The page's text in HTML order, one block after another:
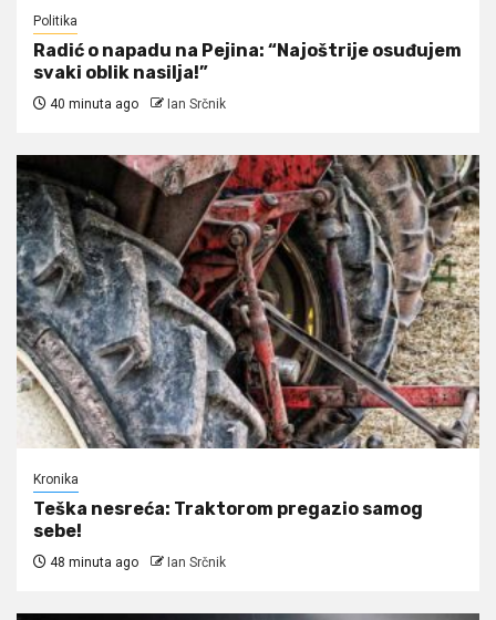
Politika
Radić o napadu na Pejina: “Najoštrije osuđujem
svaki oblik nasilja!”
40 minuta ago Ian Srčnik
Kronika
Teška nesreća: Traktorom pregazio samog
sebe!
48 minuta ago Ian Srčnik